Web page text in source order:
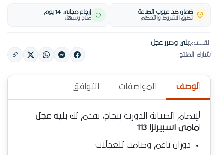
ضمان ضد عيوب الصناعة
تطبق الشروط والأحكام
إرجاع مجاني 14 يوم
متاح وسهل
القسم:بلي وصرر عجل
شارك المنتج
الوصف المواصفات التوافق
لإتمام الصيانة الدورية بنجاح، نقدم لك بليه عجل
امامى اسبيرنزا 113
دوران ناعم وصامت للعجلات